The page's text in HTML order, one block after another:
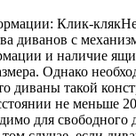
Клик-кляк
диванов с
и наличие
Однако
диваны такой
не меньше
для